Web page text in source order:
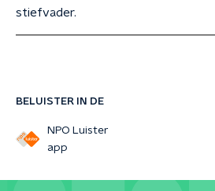
BELUISTER IN DE
NPO Luister
app
stiefvader.